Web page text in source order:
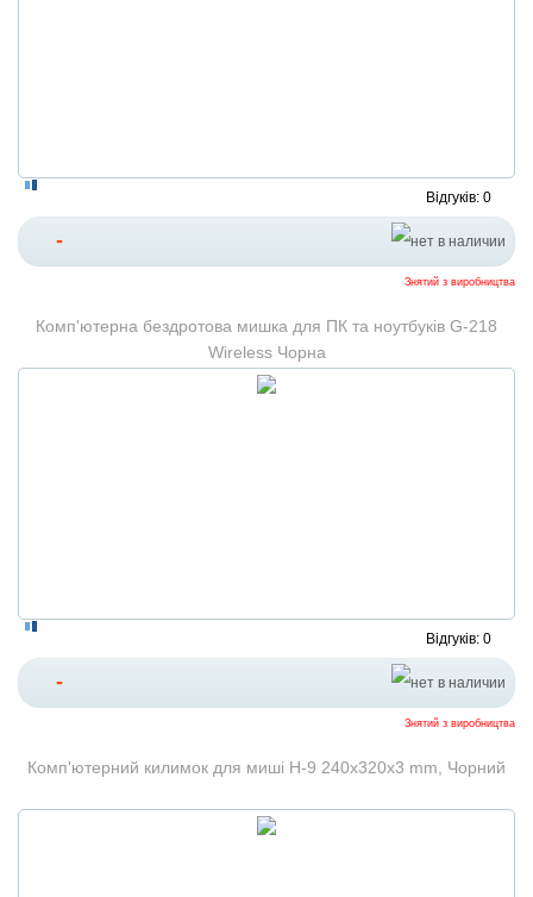
Відгуків: 0
-
Знятий з виробництва
Комп'ютерна бездротова мишка для ПК та ноутбуків G-218
Wireless Чорна
Відгуків: 0
-
Знятий з виробництва
Комп'ютерний килимок для миші H-9 240x320x3 mm, Чорний